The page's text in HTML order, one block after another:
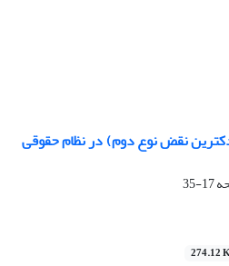
نقض نوع دوم) در نظام حقوقی
17-35
274.12